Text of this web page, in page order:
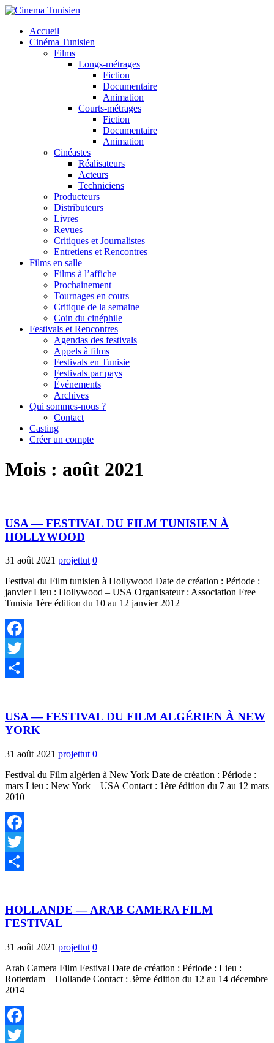
Accueil
Cinéma Tunisien
Films
Longs-métrages
Fiction
Documentaire
Animation
Courts-métrages
Fiction
Documentaire
Animation
Cinéastes
Réalisateurs
Acteurs
Techniciens
Producteurs
Distributeurs
Livres
Revues
Critiques et Journalistes
Entretiens et Rencontres
Films en salle
Films à l’affiche
Prochainement
Tournages en cours
Critique de la semaine
Coin du cinéphile
Festivals et Rencontres
Agendas des festivals
Appels à films
Festivals en Tunisie
Festivals par pays
Événements
Archives
Qui sommes-nous ?
Contact
Casting
Créer un compte
Mois : août 2021
USA — FESTIVAL DU FILM TUNISIEN À
HOLLYWOOD
31 août 2021 projettut 0
Festival du Film tunisien à Hollywood Date de création : Période :
janvier Lieu : Hollywood – USA Organisateur : Association Free
Tunisia 1ère édition du 10 au 12 janvier 2012
Facebook
Twitter
USA — FESTIVAL DU FILM ALGÉRIEN À NEW
YORK
31 août 2021 projettut 0
Festival du Film algérien à New York Date de création : Période :
mars Lieu : New York – USA Contact : 1ère édition du 7 au 12 mars
2010
Facebook
Twitter
HOLLANDE — ARAB CAMERA FILM
FESTIVAL
31 août 2021 projettut 0
Arab Camera Film Festival Date de création : Période : Lieu :
Rotterdam – Hollande Contact : 3ème édition du 12 au 14 décembre
2014
Facebook